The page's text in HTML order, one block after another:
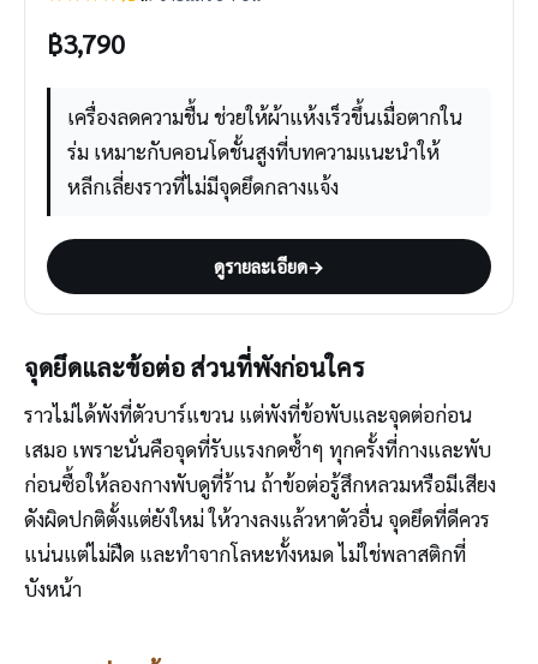
฿3,790
เครื่องลดความชื้น ช่วยให้ผ้าแห้งเร็วขึ้นเมื่อตากใน
ร่ม เหมาะกับคอนโดชั้นสูงที่บทความแนะนำให้
หลีกเลี่ยงราวที่ไม่มีจุดยึดกลางแจ้ง
ดูรายละเอียด→
จุดยึดและข้อต่อ ส่วนที่พังก่อนใคร
ราวไม่ได้พังที่ตัวบาร์แขวน แต่พังที่ข้อพับและจุดต่อก่อน
เสมอ เพราะนั่นคือจุดที่รับแรงกดซ้ำๆ ทุกครั้งที่กางและพับ
ก่อนซื้อให้ลองกางพับดูที่ร้าน ถ้าข้อต่อรู้สึกหลวมหรือมีเสียง
ดังผิดปกติตั้งแต่ยังใหม่ ให้วางลงแล้วหาตัวอื่น จุดยึดที่ดีควร
แน่นแต่ไม่ฝืด และทำจากโลหะทั้งหมด ไม่ใช่พลาสติกที่
บังหน้า